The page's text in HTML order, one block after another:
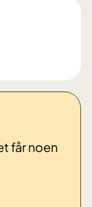
får noen